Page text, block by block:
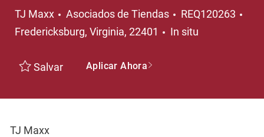
TJ Maxx Categoría
Asociados de Tiendas REQ120263
Fredericksburg, Virginia, 22401
In situ
Salvar Aplicar Ahora
TJ Maxx